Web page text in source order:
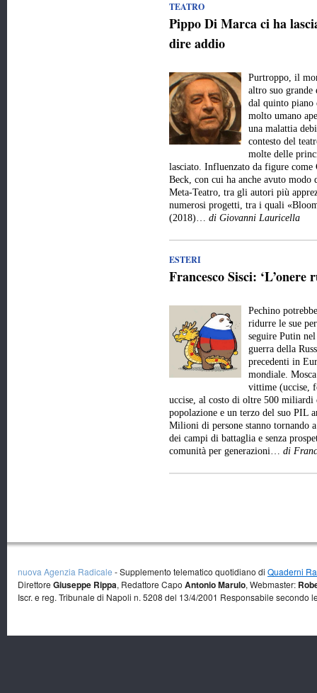
TEATRO
Pippo Di Marca ci ha
dire addio
Purtroppo, il
altro suo grande
dal quinto piano
molto umano
una malattia
contesto del
molte delle
lasciato. Influenzato da figure come
Beck, con cui ha anche avuto
Meta-Teatro, tra gli autori più
numerosi progetti, tra i quali
(2018)… di Giovanni Lauricella
ESTERI
Francesco Sisci: ‘L’onere
Pechino
ridurre le sue
seguire Putin nel
guerra della
precedenti in
mondiale.
vittime (uccise,
uccise, al costo di oltre 500
popolazione e un terzo del suo PIL
Milioni di persone stanno tornando
dei campi di battaglia e senza
comunità per generazioni… di
nuova Agenzia Radicale - Supplemento telematico quotidiano di Quaderni
Direttore Giuseppe Rippa, Redattore Capo Antonio Marulo, Webmaster:
Iscr. e reg. Tribunale di Napoli n. 5208 del 13/4/2001 Responsabile secondo